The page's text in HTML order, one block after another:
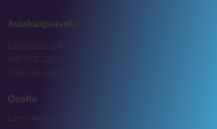
Asiakaspalvelu
tuki@rockway.fi
Arkisin klo 09:00 -15:00
045 7731 1111
Osoite
Lemuntie 3-5